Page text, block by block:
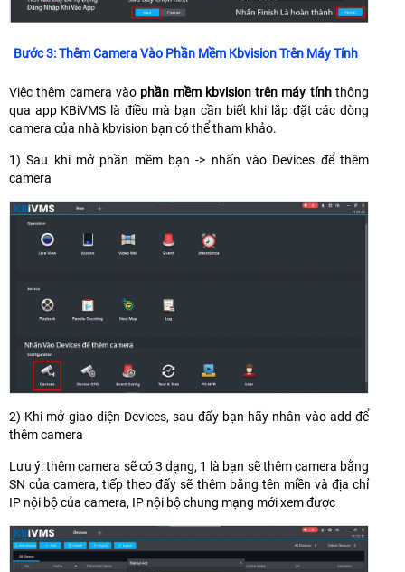
Bước 3: Thêm Camera Vào Phần Mềm Kbvision Trên Máy Tính
Việc thêm camera vào phần mềm kbvision trên máy tínhthông
qua app KBiVMS là điều mà bạn cần biết khi lắp đặt các dòng
camera của nhà kbvision bạn có thể tham khảo.
1) Sau khi mở phần mềm bạn -> nhấn vào Devices để thêm
camera
2) Khi mở giao diện Devices, sau đấy bạn hãy nhân vào add để
thêm camera
Lưu ý: thêm camera sẽ có 3 dạng, 1 là bạn sẽ thêm camera bằng
SN của camera, tiếp theo đấy sẽ thêm bằng tên miền và địa chỉ
IP nội bộ của camera, IP nội bộ chung mạng mới xem được